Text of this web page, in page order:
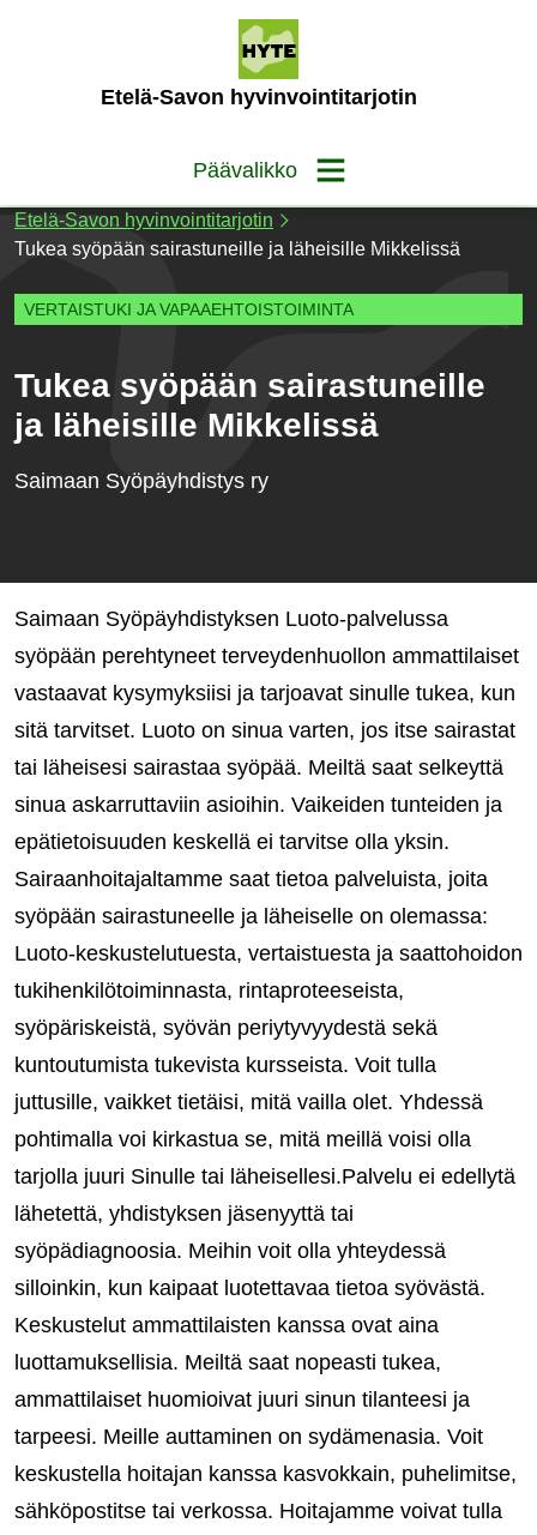
Etelä-Savon hyvinvointitarjotin
Päävalikko
Etelä-Savon hyvinvointitarjotin
Tukea syöpään sairastuneille ja läheisille Mikkelissä
VERTAISTUKI JA VAPAAEHTOISTOIMINTA
Tukea syöpään sairastuneille
ja läheisille Mikkelissä
Saimaan Syöpäyhdistys ry
Saimaan Syöpäyhdistyksen Luoto-palvelussa
syöpään perehtyneet terveydenhuollon ammattilaiset
vastaavat kysymyksiisi ja tarjoavat sinulle tukea, kun
sitä tarvitset. Luoto on sinua varten, jos itse sairastat
tai läheisesi sairastaa syöpää. Meiltä saat selkeyttä
sinua askarruttaviin asioihin. Vaikeiden tunteiden ja
epätietoisuuden keskellä ei tarvitse olla yksin.
Sairaanhoitajaltamme saat tietoa palveluista, joita
syöpään sairastuneelle ja läheiselle on olemassa:
Luoto-keskustelutuesta, vertaistuesta ja saattohoidon
tukihenkilötoiminnasta, rintaproteeseista,
syöpäriskeistä, syövän periytyvyydestä sekä
kuntoutumista tukevista kursseista. Voit tulla
juttusille, vaikket tietäisi, mitä vailla olet. Yhdessä
pohtimalla voi kirkastua se, mitä meillä voisi olla
tarjolla juuri Sinulle tai läheisellesi.Palvelu ei edellytä
lähetettä, yhdistyksen jäsenyyttä tai
syöpädiagnoosia. Meihin voit olla yhteydessä
silloinkin, kun kaipaat luotettavaa tietoa syövästä.
Keskustelut ammattilaisten kanssa ovat aina
luottamuksellisia. Meiltä saat nopeasti tukea,
ammattilaiset huomioivat juuri sinun tilanteesi ja
tarpeesi. Meille auttaminen on sydämenasia. Voit
keskustella hoitajan kanssa kasvokkain, puhelimitse,
sähköpostitse tai verkossa. Hoitajamme voivat tulla